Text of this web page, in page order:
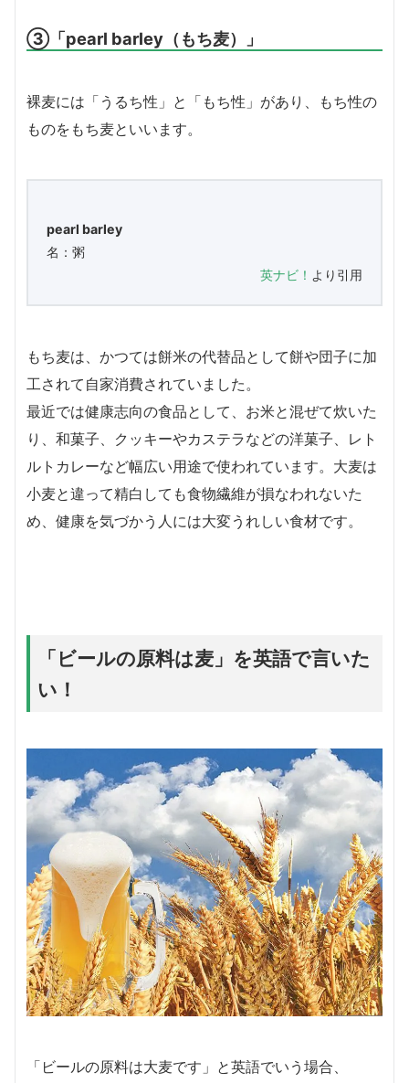
③「pearl barley（もち麦）」
裸麦には「うるち性」と「もち性」があり、もち性の
ものをもち麦といいます。
pearl barley
名：粥
英ナビ！ より引用
もち麦は、かつては餅米の代替品として餅や団子に加
工されて自家消費されていました。
最近では健康志向の食品として、お米と混ぜて炊いた
り、和菓子、クッキーやカステラなどの洋菓子、レト
ルトカレーなど幅広い用途で使われています。大麦は
小麦と違って精白しても食物繊維が損なわれないた
め、健康を気づかう人には大変うれしい食材です。
「ビールの原料は麦」を英語で言いた
い！
「ビールの原料は大麦です」と英語でいう場合、